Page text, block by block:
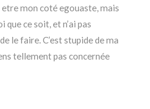
etre mon coté egouaste, mais
que ce soit, et n’ai pas
le faire. C’est stupide de ma
tellement pas concernée